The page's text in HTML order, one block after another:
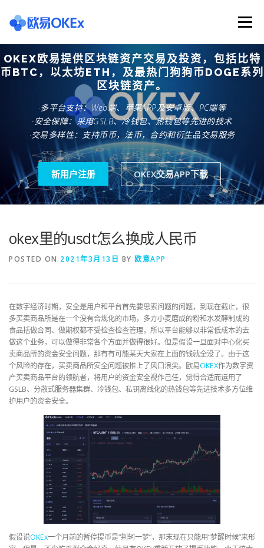
content
Menu
欧意交易所 关于欧意OKX 欧意APP下载
欧意注册网址 欧意交易下载 欧意团队
欧意APP资讯 易欧APP下载
OKEX欧易提供区块链资产交易及投资，包括比特
币BTC，以太坊ETH，及最热门狗狗币DOGE系列
区块链资产。
·多平台支持：Web端、苹果APP及安卓版、PC端等
·安全保障：采用GSLB、冷钱包、热钱包等先进的技术
·交易多样性：支持币币，法币，合约和衍生品交易服务
新用户注册 OKEX交易APP下载
okex里的usdt怎么换成人民币
POSTED ON 2021年3月13日 BY 欧意APP
在数字经济时期，安全是用户和平台首先要思索问题的问题，到现在截止，很
多买卖商品所是在一个没有合规化的市场，多方小麦磨成的粉和水发酵制成的
食品括做合同、做期权都不受检查检查管理，所以平台能够以非常低成本的去
做这个业务，可以做得非常各个方面并做得很好。但是假设一旦面对中心化买
卖商品所的资金安全问题，那有有可能某天大家在上面的钱就全没了。由于这
个风险的存在，买卖商品所安全问题被推上了风口浪尖。欧易OKEX作为数字资
产买卖商品平台的领航者，将用户的资金安全视作己任，觉得合适而运用了
GSLB、分散式服务器集群、冷钱包、私钥离线化的热钱包等先进技术多方位维
护用户的资金安全。
假设说OKEx一个月前的暂停提币是“荆轲一梦”，那末现在只能用“梦醒时候”来形